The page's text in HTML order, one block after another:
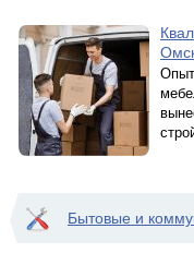
Бытовые и